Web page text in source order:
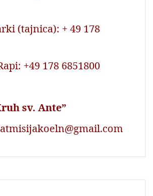
(tajnica): + 49 178
+49 178 6851800
sv. Ante”